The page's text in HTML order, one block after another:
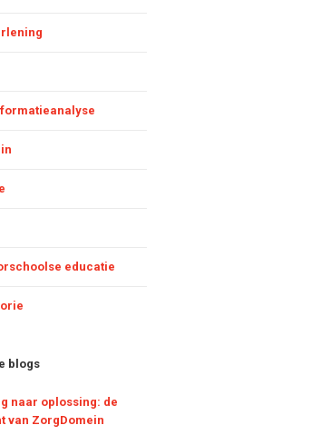
met
een
educatie
blogs
naar oplossing: de
van ZorgDomein